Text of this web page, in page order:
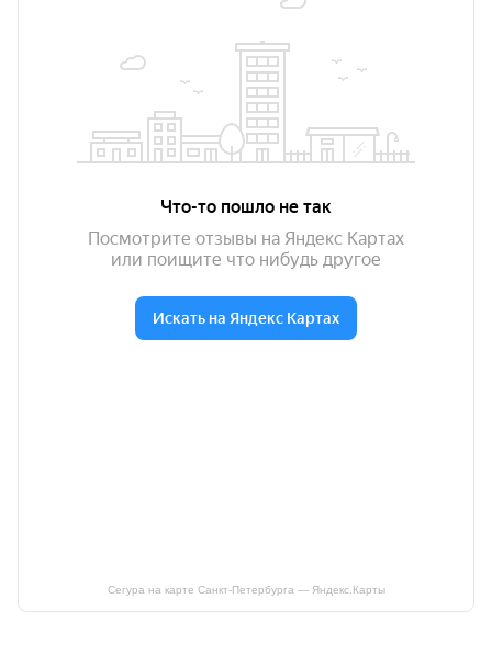
Сегура на карте Санкт‑Петербурга — Яндекс.Карты